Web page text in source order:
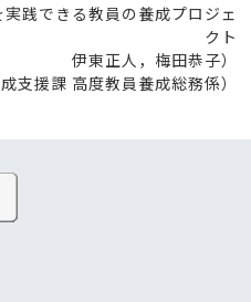
践できる教員の養成プロジェ
クト
伊東正人，梅田恭子）
支援課 高度教員養成総務係）